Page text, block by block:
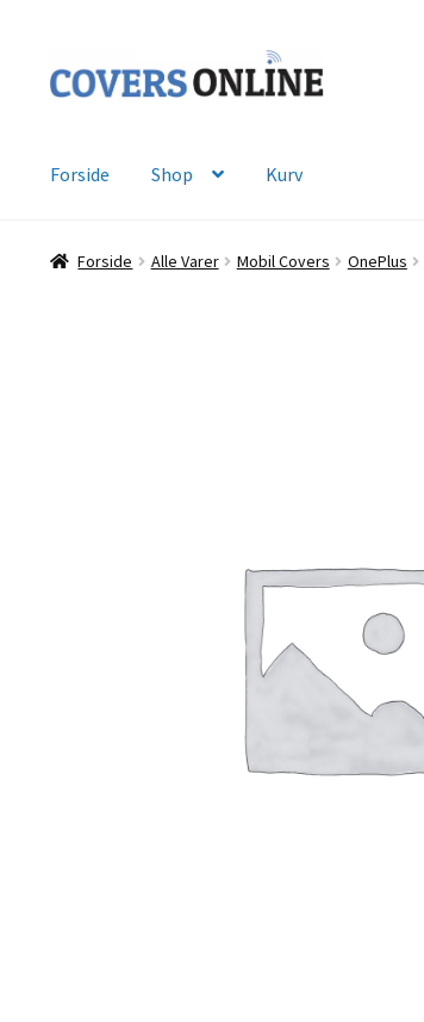
til
til
Forside Shop Kurv
Forside Alle Varer Mobil Covers OnePlus